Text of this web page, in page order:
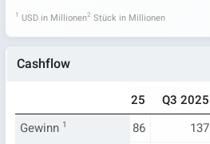
1 USD in Millionen2 Stück in Millionen
Cashflow
Q2 2025 Q3 2025
Gewinn 1207 86 137